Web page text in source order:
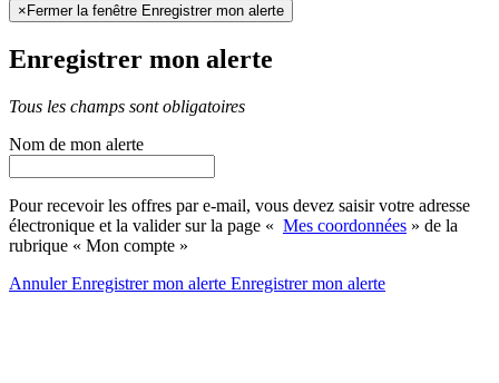
× Fermer la fenêtre Enregistrer mon alerte
Enregistrer mon alerte
Tous les champs sont obligatoires
Nom de mon alerte
Pour recevoir les offres par e-mail, vous devez saisir votre adresse
électronique et la valider sur la page « Mes coordonnées » de la
rubrique « Mon compte »
AnnulerEnregistrer mon alerte Enregistrermon alerte